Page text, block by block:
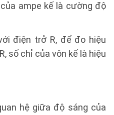
ampe kế là cường độ
điện trở R, để đo hiệu
số chỉ của vôn kế là hiệu
hệ giữa độ sáng của